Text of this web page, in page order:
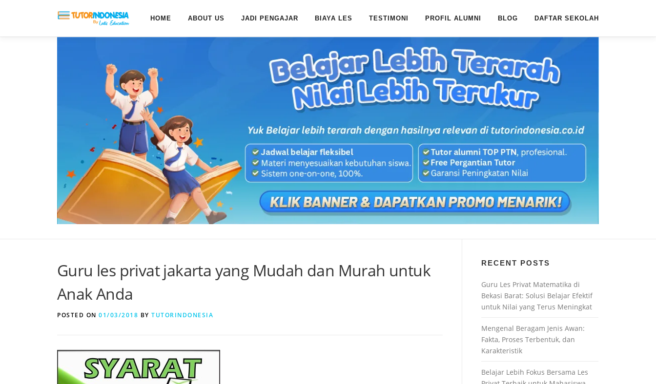
HOME ABOUT US JADI PENGAJAR BIAYA LES TESTIMONI PROFIL ALUMNI BLOG DAFTAR SEKOLAH
Guru les privat jakarta yang Mudah dan Murah untuk
Anak Anda
POSTED ON 01/03/2018 BY TUTORINDONESIA
RECENT POSTS
Guru Les Privat Matematika di
Bekasi Barat: Solusi Belajar Efektif
untuk Nilai yang Terus Meningkat
Mengenal Beragam Jenis Awan:
Fakta, Proses Terbentuk, dan
Karakteristik
Belajar Lebih Fokus Bersama Les